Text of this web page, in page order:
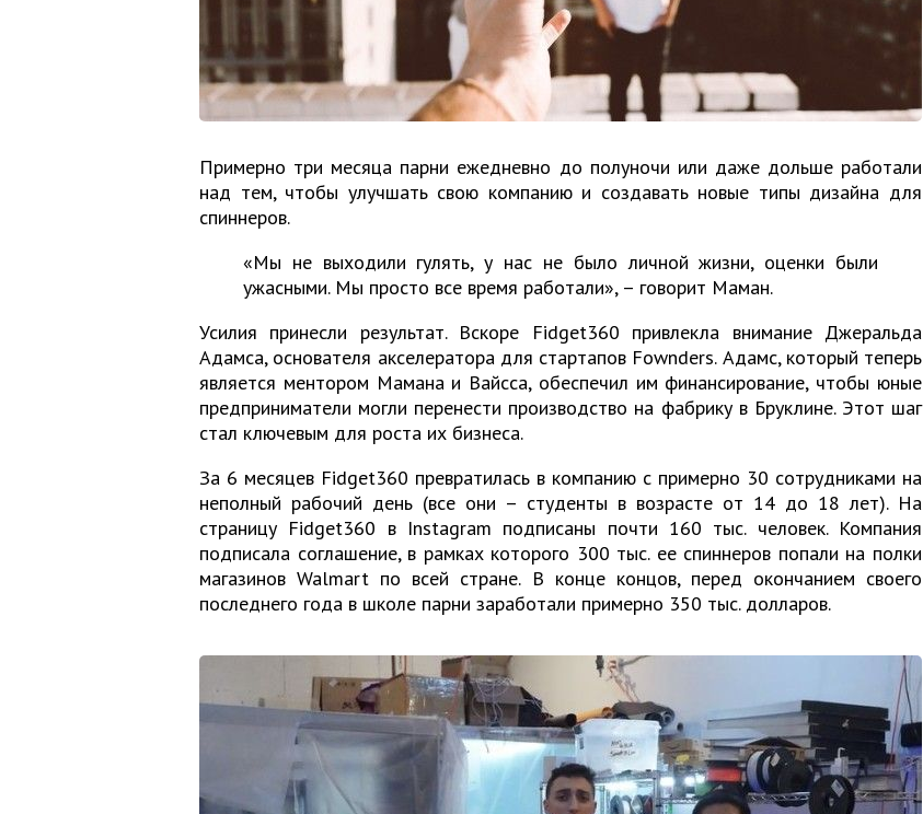
Примерно три месяца парни ежедневно до полуночи или даже дольше работали
над тем, чтобы улучшать свою компанию и создавать новые типы дизайна для
спиннеров.
«Мы не выходили гулять, у нас не было личной жизни, оценки были
ужасными. Мы просто все время работали», – говорит Маман.
Усилия принесли результат. Вскоре Fidget360 привлекла внимание Джеральда
Адамса, основателя акселератора для стартапов Fownders. Адамс, который теперь
является ментором Мамана и Вайсса, обеспечил им финансирование, чтобы юные
предприниматели могли перенести производство на фабрику в Бруклине. Этот шаг
стал ключевым для роста их бизнеса.
За 6 месяцев Fidget360 превратилась в компанию с примерно 30 сотрудниками на
неполный рабочий день (все они – студенты в возрасте от 14 до 18 лет). На
страницу Fidget360 в Instagram подписаны почти 160 тыс. человек. Компания
подписала соглашение, в рамках которого 300 тыс. ее спиннеров попали на полки
магазинов Walmart по всей стране. В конце концов, перед окончанием своего
последнего года в школе парни заработали примерно 350 тыс. долларов.